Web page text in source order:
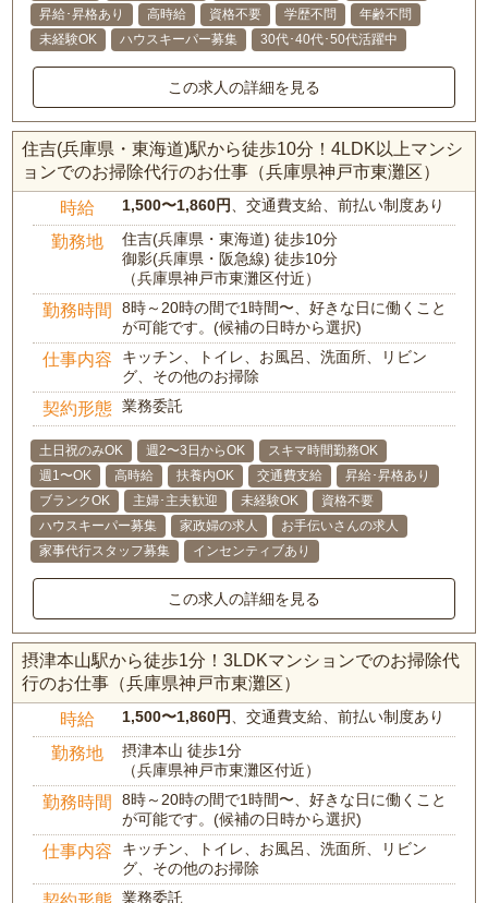
昇給･昇格あり
高時給 資格不要 学歴不問
年齢不問
未経験OK
ハウスキーパー募集 30代･40代･50代活躍中
この求人の詳細を見る
住吉(兵庫県・東海道)駅から徒歩10分！4LDK以上マンシ
ョンでのお掃除代行のお仕事（兵庫県神戸市東灘区）
時給 1,500〜1,860円 、交通費支給、前払い制度あり
勤務地
住吉(兵庫県・東海道) 徒歩10分
御影(兵庫県・阪急線) 徒歩10分
（兵庫県神戸市東灘区付近）
勤務時間
8時～20時の間で1時間〜、好きな日に働くこと
が可能です。(候補の日時から選択)
仕事内容
キッチン、トイレ、お風呂、洗面所、リビン
グ、その他のお掃除
契約形態 業務委託
土日祝のみOK 週2〜3日からOK
スキマ時間勤務OK
週1〜OK
高時給 扶養内OK 交通費支給
昇給･昇格あり
ブランクOK
主婦･主夫歓迎 未経験OK
資格不要
ハウスキーパー募集
家政婦の求人
お手伝いさんの求人
家事代行スタッフ募集
インセンティブあり
この求人の詳細を見る
摂津本山駅から徒歩1分！3LDKマンションでのお掃除代
行のお仕事（兵庫県神戸市東灘区）
時給 1,500〜1,860円 、交通費支給、前払い制度あり
勤務地
摂津本山 徒歩1分
（兵庫県神戸市東灘区付近）
勤務時間
8時～20時の間で1時間〜、好きな日に働くこと
が可能です。(候補の日時から選択)
仕事内容
キッチン、トイレ、お風呂、洗面所、リビン
グ、その他のお掃除
業務委託